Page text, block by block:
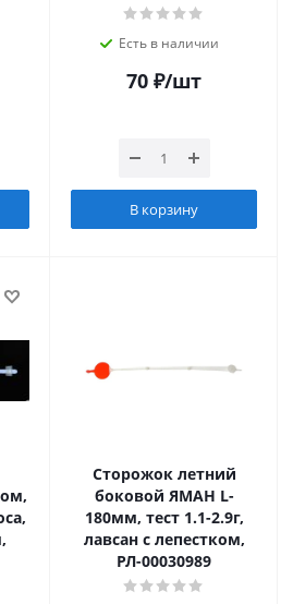
Есть в наличии
70 ₽/шт
В корзину
Сторожок летний
боковой ЯМАН L-
180мм, тест 1.1-2.9г,
лавсан с лепестком,
РЛ-00030989